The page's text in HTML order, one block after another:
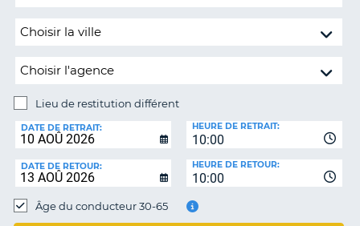
COMPTE
MA
restitution
Lieu de restitution différent
DE
RESTITUTION:
DATE DE RETRAIT:
10:00
HEURE DE RETRAIT:
DATE DE RETOUR:
10:00
HEURE DE RETOUR:
Âge du conducteur 30-65